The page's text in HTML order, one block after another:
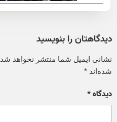
دیدگاهتان را بنویسید
نشانی ایمیل شما منتشر نخواهد شد.
شده‌اند*
دیدگاه*